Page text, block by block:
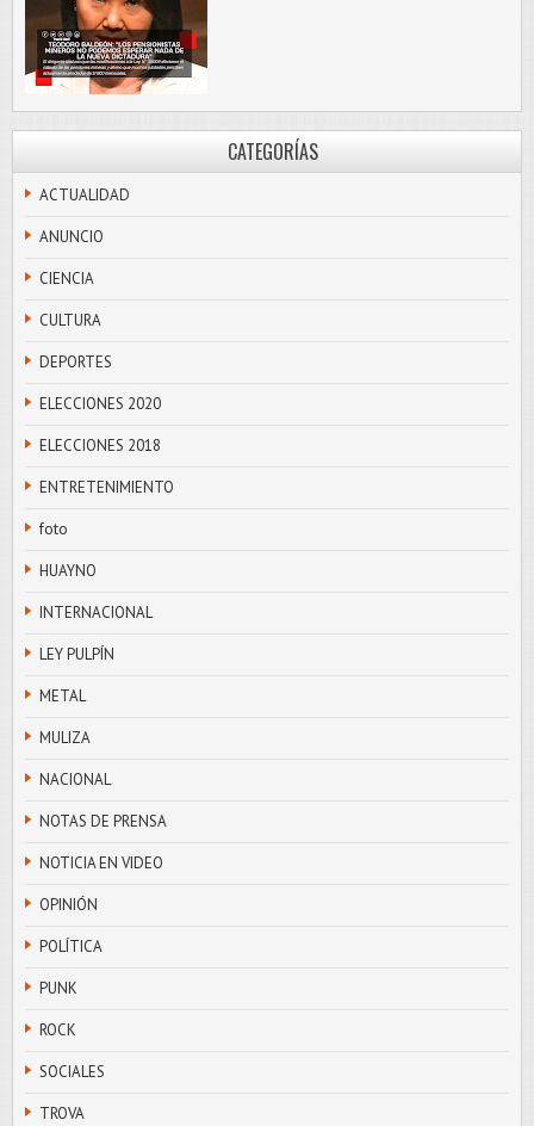
CATEGORÍAS
ACTUALIDAD
ANUNCIO
CIENCIA
CULTURA
DEPORTES
ELECCIONES 2020
ELECCIONES 2018
ENTRETENIMIENTO
foto
HUAYNO
INTERNACIONAL
LEY PULPÍN
METAL
MULIZA
NACIONAL
NOTAS DE PRENSA
NOTICIA EN VIDEO
OPINIÓN
POLÍTICA
PUNK
ROCK
SOCIALES
TROVA